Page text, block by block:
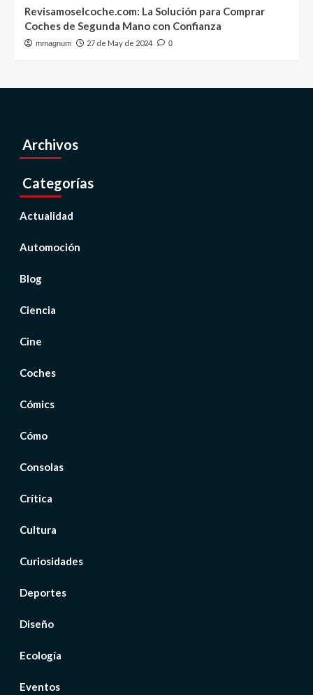
Revisamoselcoche.com: La Solución para Comprar
Coches de Segunda Mano con Confianza
mmagnum 27 de May de 2024 0
Archivos
Categorías
Actualidad
Automoción
Blog
Ciencia
Cine
Coches
Cómics
Cómo
Consolas
Crítica
Cultura
Curiosidades
Deportes
Diseño
Ecología
Eventos